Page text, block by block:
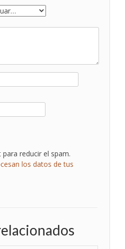
reducir el spam.
los datos de tus